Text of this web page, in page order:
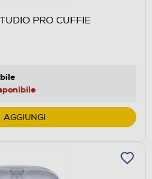
PRO CUFFIE
AGGIUNGI